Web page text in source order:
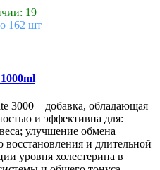
19
162 шт
3000 – добавка, обладающая
и эффективна для:
улучшение обмена
восстановления и длительной
уровня холестерина в